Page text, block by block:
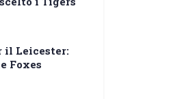
il Leicester:
Foxes